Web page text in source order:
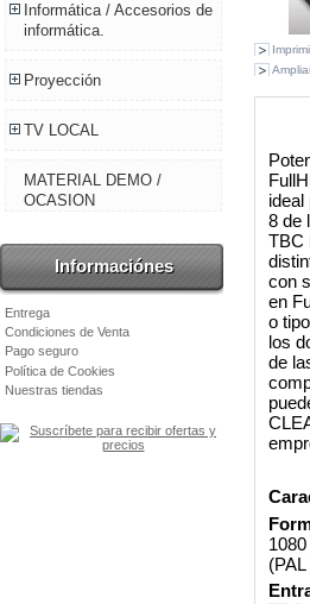
Informática / Accesorios de
informática.
Proyección
TV LOCAL
MATERIAL DEMO /
OCASION
Informaciónes
Entrega
Condiciones de Venta
Pago seguro
Política de Cookies
Nuestras tiendas
8 de
TBC
con
en
o
los
de